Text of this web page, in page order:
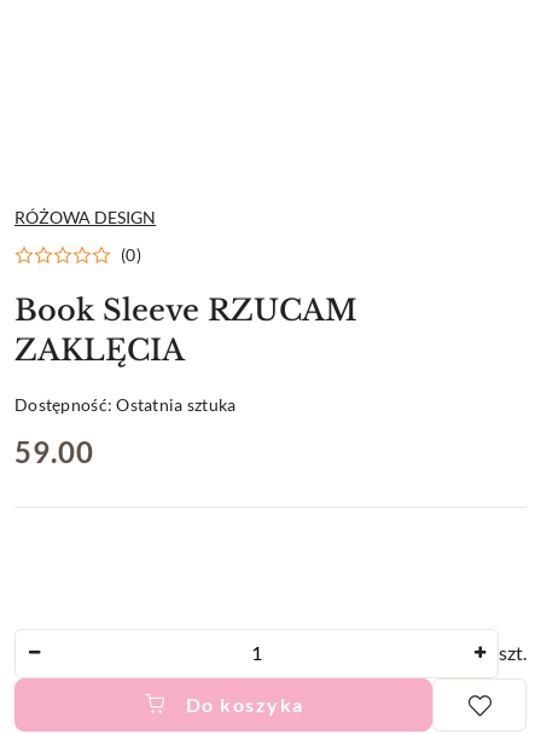
NAZWA
PRODUCENTA:
RÓŻOWA DESIGN
(0)
Book Sleeve RZUCAM
ZAKLĘCIA
Dostępność:Ostatnia sztuka
cena:
59.00
szt.
Do koszyka